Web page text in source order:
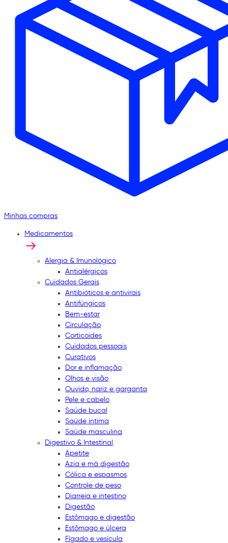
Minhas compras
Medicamentos
Alergia & Imunológico
Antialérgicos
Cuidados Gerais
Antibióticos e antivirais
Antifúngicos
Bem-estar
Circulação
Corticoides
Cuidados pessoais
Curativos
Dor e inflamação
Olhos e visão
Ouvido, nariz e garganta
Pele e cabelo
Saúde bucal
Saúde íntima
Saúde masculina
Digestivo & Intestinal
Apetite
Azia e má digestão
Cólica e espasmos
Controle de peso
Diarreia e intestino
Digestão
Estômago e digestão
Estômago e úlcera
Fígado e vesícula